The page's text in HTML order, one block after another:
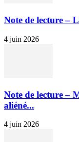
Note de lecture –
4 juin 2026
Note de lecture –
aliéné...
4 juin 2026